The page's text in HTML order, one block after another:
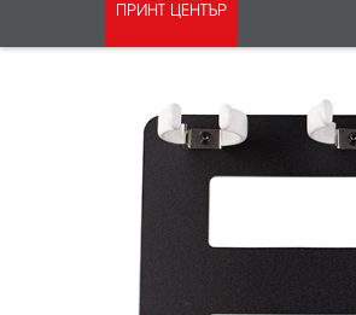
ПРИНТ ЦЕНТЪР